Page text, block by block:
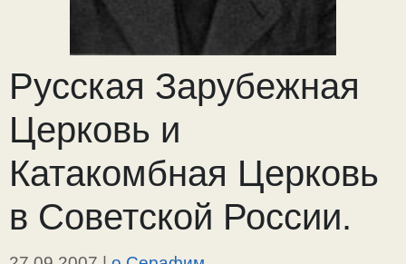
Русская Зарубежная
Церковь и
Катакомбная Церковь
в Советской России.